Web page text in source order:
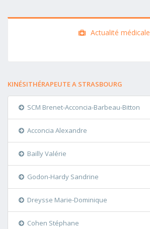
Actualité médicale
KINÉSITHÉRAPEUTE A STRASBOURG
SCM Brenet-Acconcia-Barbeau-Bitton
Acconcia Alexandre
Bailly Valérie
Godon-Hardy Sandrine
Dreysse Marie-Dominique
Cohen Stéphane